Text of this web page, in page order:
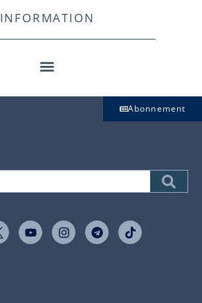
INFORMATION
Abonnement